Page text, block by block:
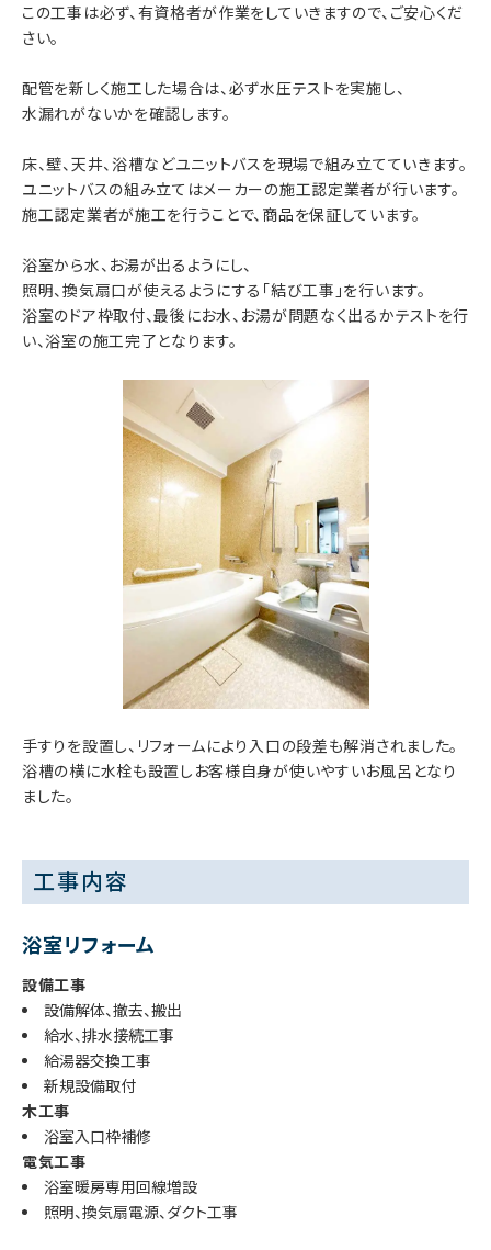
この工事は必ず、有資格者が作業をしていきますので、ご安心くだ
さい。
配管を新しく施工した場合は、必ず水圧テストを実施し、
水漏れがないかを確認します。
床、壁、天井、浴槽などユニットバスを現場で組み立てていきます。
ユニットバスの組み立てはメーカーの施工認定業者が行います。
施工認定業者が施工を行うことで、商品を保証しています。
浴室から水、お湯が出るようにし、
照明、換気扇口が使えるようにする「結び工事」を行います。
浴室のドア枠取付、最後にお水、お湯が問題なく出るかテストを行
い、浴室の施工完了となります。
手すりを設置し、リフォームにより入口の段差も解消されました。
浴槽の横に水栓も設置しお客様自身が使いやすいお風呂となり
ました。
工事内容
浴室リフォーム
設備工事
設備解体、撤去、搬出
給水、排水接続工事
給湯器交換工事
新規設備取付
木工事
浴室入口枠補修
電気工事
浴室暖房専用回線増設
照明、換気扇電源、ダクト工事